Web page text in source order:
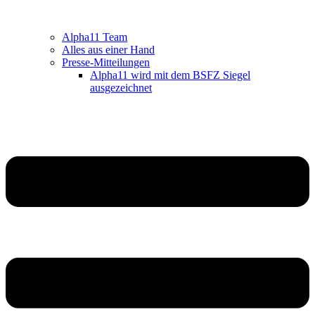
Alpha11 Team
Alles aus einer Hand
Presse-Mitteilungen
Alpha11 wird mit dem BSFZ Siegel
ausgezeichnet